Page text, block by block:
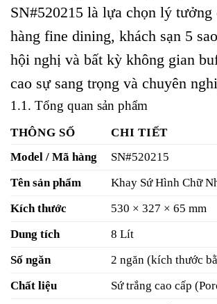
SN#520215 là lựa chọn lý tưởng
hàng fine dining, khách sạn 5
hội nghị và bất kỳ không gian
cao sự sang trọng và chuyên
1.1. Tổng quan sản phẩm
THÔNG SỐ
CHI TIẾT
Model / Mã hàng
SN#520215
Tên sản phẩm
Khay Sứ Hình Chữ
Kích thước
530 × 327 × 65 mm
Dung tích
8 Lít
Số ngăn
2 ngăn (kích thước
Chất liệu
Sứ trắng cao cấp